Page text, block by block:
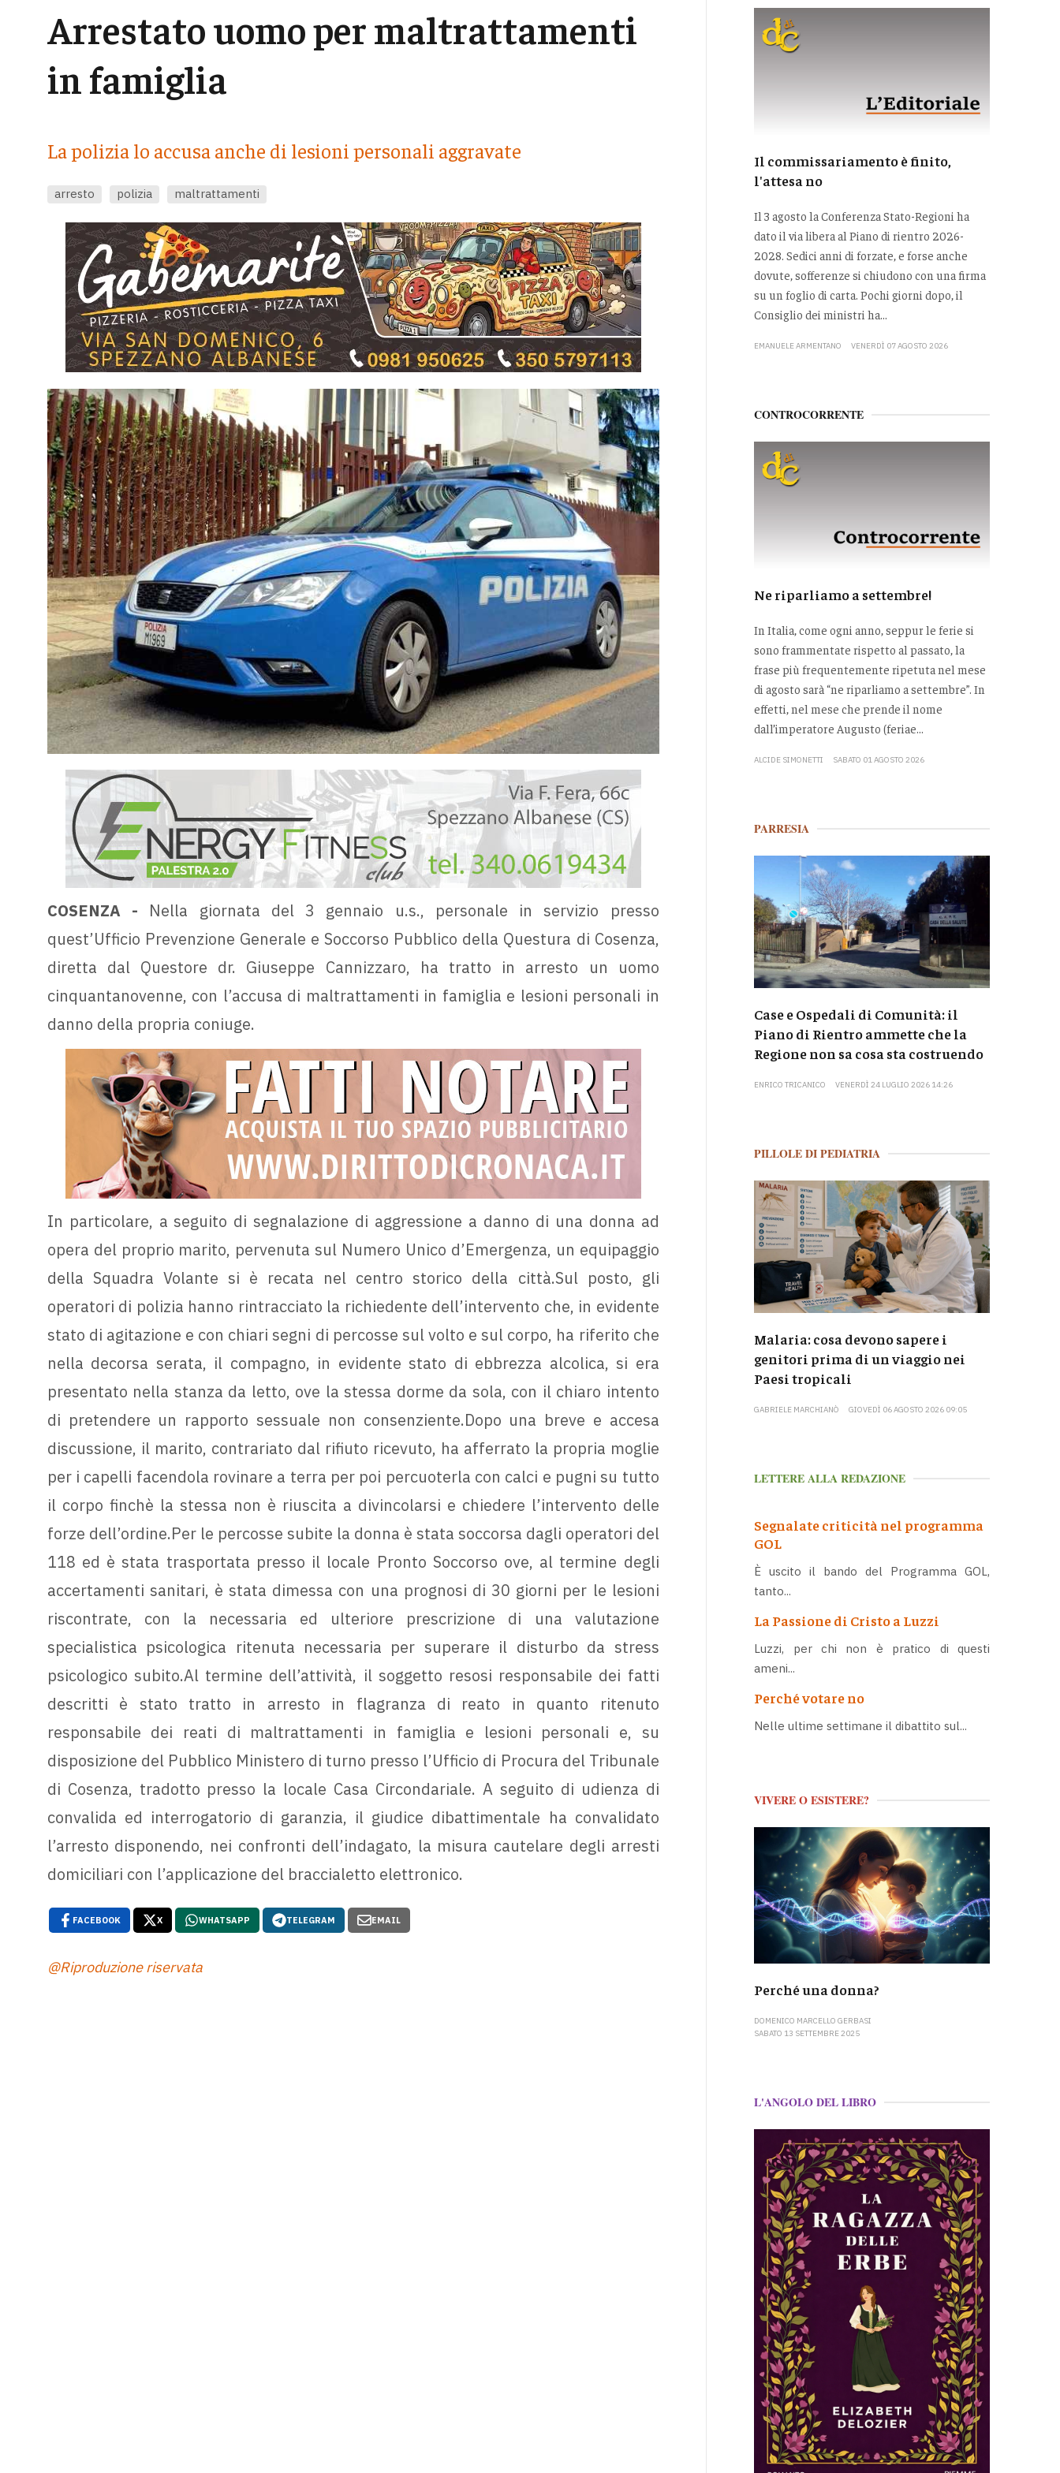
Arrestato uomo per maltrattamenti
in famiglia
La polizia lo accusa anche di lesioni personali aggravate
arresto polizia maltrattamenti
COSENZA - Nella giornata del 3 gennaio u.s., personale in servizio presso
quest’Ufficio Prevenzione Generale e Soccorso Pubblico della Questura di Cosenza,
diretta dal Questore dr. Giuseppe Cannizzaro, ha tratto in arresto un uomo
cinquantanovenne, con l’accusa di maltrattamenti in famiglia e lesioni personali in
danno della propria coniuge.
In particolare, a seguito di segnalazione di aggressione a danno di una donna ad
opera del proprio marito, pervenuta sul Numero Unico d’Emergenza, un equipaggio
della Squadra Volante si è recata nel centro storico della città.Sul posto, gli
operatori di polizia hanno rintracciato la richiedente dell’intervento che, in evidente
stato di agitazione e con chiari segni di percosse sul volto e sul corpo, ha riferito che
nella decorsa serata, il compagno, in evidente stato di ebbrezza alcolica, si era
presentato nella stanza da letto, ove la stessa dorme da sola, con il chiaro intento
di pretendere un rapporto sessuale non consenziente.Dopo una breve e accesa
discussione, il marito, contrariato dal rifiuto ricevuto, ha afferrato la propria moglie
per i capelli facendola rovinare a terra per poi percuoterla con calci e pugni su tutto
il corpo finchè la stessa non è riuscita a divincolarsi e chiedere l’intervento delle
forze dell’ordine.Per le percosse subite la donna è stata soccorsa dagli operatori del
118 ed è stata trasportata presso il locale Pronto Soccorso ove, al termine degli
accertamenti sanitari, è stata dimessa con una prognosi di 30 giorni per le lesioni
riscontrate, con la necessaria ed ulteriore prescrizione di una valutazione
specialistica psicologica ritenuta necessaria per superare il disturbo da stress
psicologico subito.Al termine dell’attività, il soggetto resosi responsabile dei fatti
descritti è stato tratto in arresto in flagranza di reato in quanto ritenuto
responsabile dei reati di maltrattamenti in famiglia e lesioni personali e, su
disposizione del Pubblico Ministero di turno presso l’Ufficio di Procura del Tribunale
di Cosenza, tradotto presso la locale Casa Circondariale. A seguito di udienza di
convalida ed interrogatorio di garanzia, il giudice dibattimentale ha convalidato
l’arresto disponendo, nei confronti dell’indagato, la misura cautelare degli arresti
domiciliari con l’applicazione del braccialetto elettronico.
FACEBOOK X WHATSAPP TELEGRAM EMAIL
@Riproduzione riservata
Il commissariamento è finito,
l'attesa no
Il 3 agosto la Conferenza Stato-Regioni ha
dato il via libera al Piano di rientro 2026-
2028. Sedici anni di forzate, e forse anche
dovute, sofferenze si chiudono con una firma
su un foglio di carta. Pochi giorni dopo, il
Consiglio dei ministri ha...
EMANUELE ARMENTANO VENERDÌ 07 AGOSTO 2026
CONTROCORRENTE
Ne riparliamo a settembre!
In Italia, come ogni anno, seppur le ferie si
sono frammentate rispetto al passato, la
frase più frequentemente ripetuta nel mese
di agosto sarà “ne riparliamo a settembre”. In
effetti, nel mese che prende il nome
dall’imperatore Augusto (feriae...
ALCIDE SIMONETTI SABATO 01 AGOSTO 2026
PARRESIA
Case e Ospedali di Comunità: il
Piano di Rientro ammette che la
Regione non sa cosa sta costruendo
ENRICO TRICANICO VENERDÌ 24 LUGLIO 2026 14:26
PILLOLE DI PEDIATRIA
Malaria: cosa devono sapere i
genitori prima di un viaggio nei
Paesi tropicali
GABRIELE MARCHIANÒ GIOVEDÌ 06 AGOSTO 2026 09:05
LETTERE ALLA REDAZIONE
Segnalate criticità nel programma
GOL
È uscito il bando del Programma GOL,
tanto...
La Passione di Cristo a Luzzi
Luzzi, per chi non è pratico di questi
ameni...
Perché votare no
Nelle ultime settimane il dibattito sul...
VIVERE O ESISTERE?
Perché una donna?
DOMENICO MARCELLO GERBASI
SABATO 13 SETTEMBRE 2025
L'ANGOLO DEL LIBRO